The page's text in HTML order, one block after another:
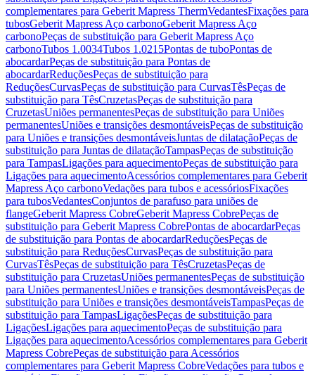
complementares para Geberit Mapress ThermVedantesFixações para
tubosGeberit Mapress Aço carbonoGeberit Mapress Aço
carbonoPeças de substituição para Geberit Mapress Aço
carbonoTubos 1.0034Tubos 1.0215Pontas de tuboPontas de
abocardarPeças de substituição para Pontas de
abocardarReduçõesPeças de substituição para
ReduçõesCurvasPeças de substituição para CurvasTêsPeças de
substituição para TêsCruzetasPeças de substituição para
CruzetasUniões permanentesPeças de substituição para Uniões
permanentesUniões e transições desmontáveisPeças de substituição
para Uniões e transições desmontáveisJuntas de dilataçãoPeças de
substituição para Juntas de dilataçãoTampasPeças de substituição
para TampasLigações para aquecimentoPeças de substituição para
Ligações para aquecimentoAcessórios complementares para Geberit
Mapress Aço carbonoVedações para tubos e acessóriosFixações
para tubosVedantesConjuntos de parafuso para uniões de
flangeGeberit Mapress CobreGeberit Mapress CobrePeças de
substituição para Geberit Mapress CobrePontas de abocardarPeças
de substituição para Pontas de abocardarReduçõesPeças de
substituição para ReduçõesCurvasPeças de substituição para
CurvasTêsPeças de substituição para TêsCruzetasPeças de
substituição para CruzetasUniões permanentesPeças de substituição
para Uniões permanentesUniões e transições desmontáveisPeças de
substituição para Uniões e transições desmontáveisTampasPeças de
substituição para TampasLigaçõesPeças de substituição para
LigaçõesLigações para aquecimentoPeças de substituição para
Ligações para aquecimentoAcessórios complementares para Geberit
Mapress CobrePeças de substituição para Acessórios
complementares para Geberit Mapress CobreVedações para tubos e